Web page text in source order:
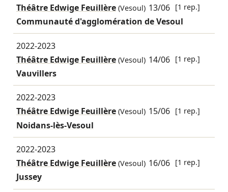
Théâtre Edwige Feuillère(Vesoul) 13/06 [1 rep.]
Communauté d'agglomération de Vesoul
2022-2023
Théâtre Edwige Feuillère(Vesoul) 14/06 [1 rep.]
Vauvillers
2022-2023
Théâtre Edwige Feuillère(Vesoul) 15/06 [1 rep.]
Noidans-lès-Vesoul
2022-2023
Théâtre Edwige Feuillère(Vesoul) 16/06 [1 rep.]
Jussey